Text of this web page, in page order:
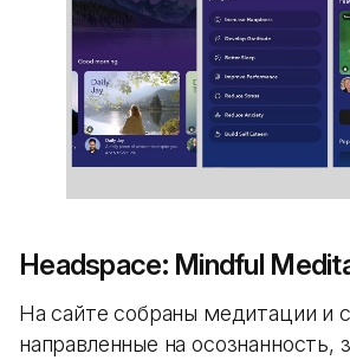
Headspace: Mindful
На сайте собраны медитации и
направленные на осознанность,